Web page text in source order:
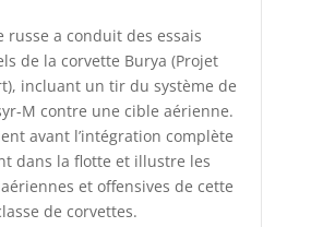
russe a conduit des essais
de la corvette Burya (Projet
incluant un tir du système de
M contre une cible aérienne.
avant l’intégration complète
dans la flotte et illustre les
et offensives de cette
de corvettes.